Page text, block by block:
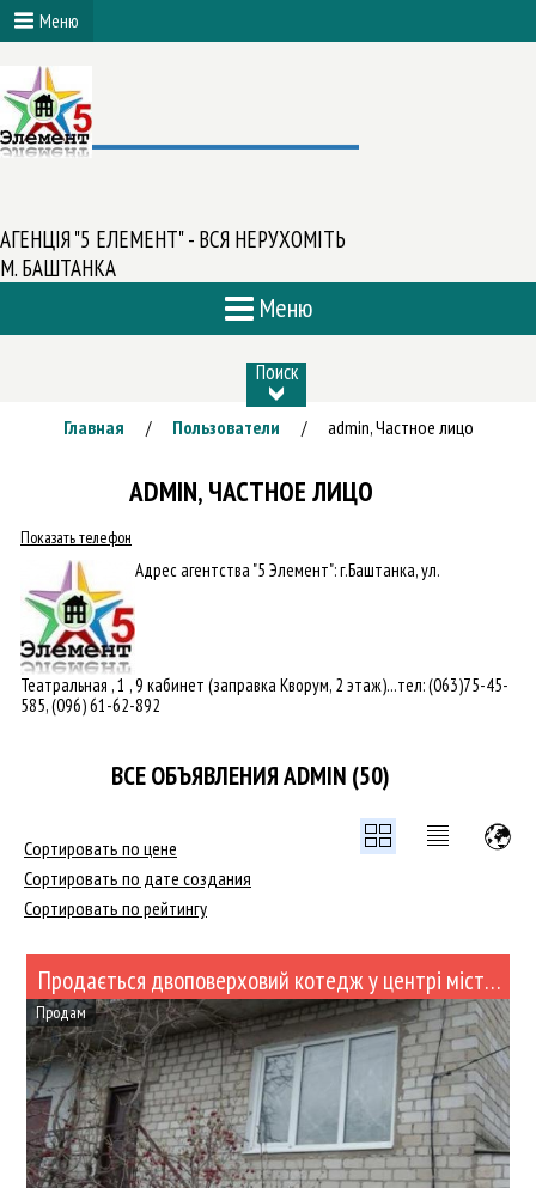
Меню
АГЕНЦІЯ "5 ЕЛЕМЕНТ" - ВСЯ НЕРУХОМІТЬ
М. БАШТАНКА
Меню
Поиск
Главная / Пользователи / admin, Частное лицо
ADMIN, ЧАСТНОЕ ЛИЦО
Показать телефон
Адрес агентства "5 Элемент": г.Баштанка, ул.
Театральная , 1 , 9 кабинет (заправка Кворум, 2 этаж)...тел: (063)75-45-
585, (096) 61-62-892
ВСЕ ОБЪЯВЛЕНИЯ ADMIN (50)
Сортировать по цене
Сортировать по дате создания
Сортировать по рейтингу
Продається двоповерховий котедж у центрі міста Баштанка (№446-98)
Продам